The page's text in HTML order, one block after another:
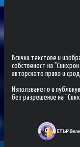
Всички текстове и
собственост на
авторското право и
Използването и
без разрешение на